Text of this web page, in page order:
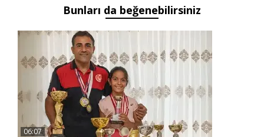
Bunları da beğenebilirsiniz
06:07